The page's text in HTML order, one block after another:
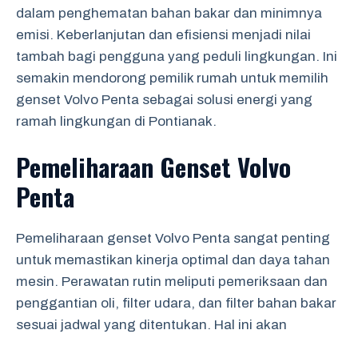
dalam penghematan bahan bakar dan minimnya
emisi. Keberlanjutan dan efisiensi menjadi nilai
tambah bagi pengguna yang peduli lingkungan. Ini
semakin mendorong pemilik rumah untuk memilih
genset Volvo Penta sebagai solusi energi yang
ramah lingkungan di Pontianak.
Pemeliharaan Genset Volvo
Penta
Pemeliharaan genset Volvo Penta sangat penting
untuk memastikan kinerja optimal dan daya tahan
mesin. Perawatan rutin meliputi pemeriksaan dan
penggantian oli, filter udara, dan filter bahan bakar
sesuai jadwal yang ditentukan. Hal ini akan